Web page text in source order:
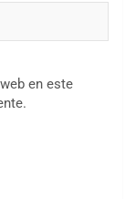
en este